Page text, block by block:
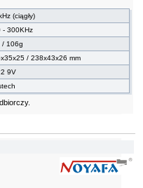
(ciągły)
- 300KHz
/ 106g
/ 238x43x26 mm
9V